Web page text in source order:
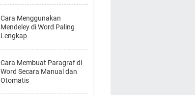
Cara Menggunakan
Mendeley di Word Paling
Lengkap
Cara Membuat Paragraf di
Word Secara Manual dan
Otomatis